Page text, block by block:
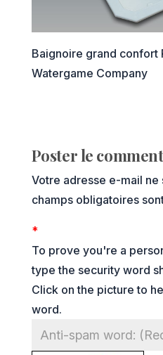
Baignoire grand confort
Watergame Company
Poster le
Votre adresse e-mail ne
champs obligatoires
*
To prove you're a
type the security word
Click on the picture to
word.